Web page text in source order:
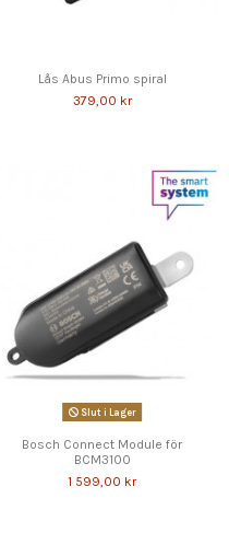
Lås Abus Primo spiral
379,00 kr
Slut i Lager
Bosch Connect Module för
BCM3100
1 599,00 kr